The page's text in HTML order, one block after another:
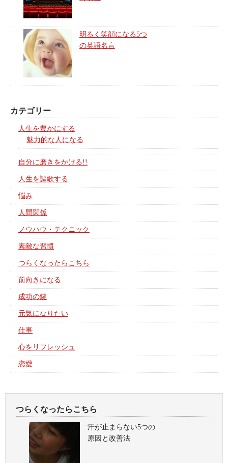
明るく笑顔になる5つ
の英語名言
カテゴリー
人生を豊かにする
魅力的な人になる
自分に磨きをかける!!
人生を謳歌する
悩み
人間関係
ノウハウ・テクニック
素敵な習慣
つらくなったらこちら
前向きになる
成功の鍵
元気になりたい
仕事
心をリフレッシュ
恋愛
つらくなったらこちら
汗が止まらない5つの
原因と改善法